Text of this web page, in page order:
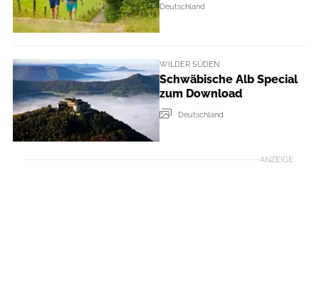
Deutschland
WILDER SÜDEN
Schwäbische Alb Special
zum Download
Deutschland
ANZEIGE